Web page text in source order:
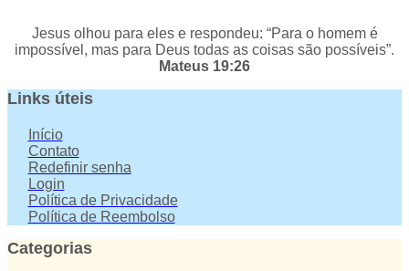
Jesus olhou para eles e respondeu: “Para o homem é
impossível, mas para Deus todas as coisas são possíveis”.
Mateus 19:26
Links úteis
Início
Contato
Redefinir senha
Login
Política de Privacidade
Política de Reembolso
Categorias